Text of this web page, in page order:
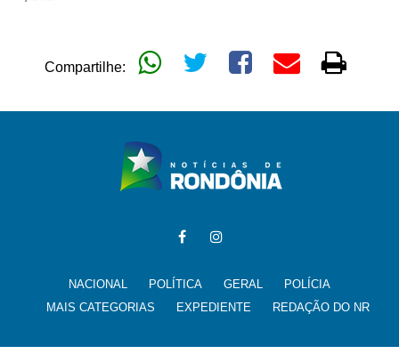
Compartilhe:
NACIONAL POLÍTICA GERAL
POLÍCIA
MAIS CATEGORIAS
EXPEDIENTE REDAÇÃO DO NR